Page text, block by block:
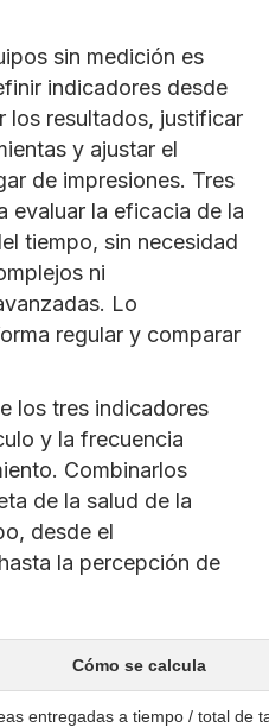
sin medición es
indicadores desde
los resultados, justificar
y ajustar el
de impresiones. Tres
evaluar la eficacia de la
tiempo, sin necesidad
ni
Lo
regular y comparar
los tres indicadores
y la frecuencia
Combinarlos
de la salud de la
desde el
la percepción de
Cómo se calcula
entregadas a tiempo / total de